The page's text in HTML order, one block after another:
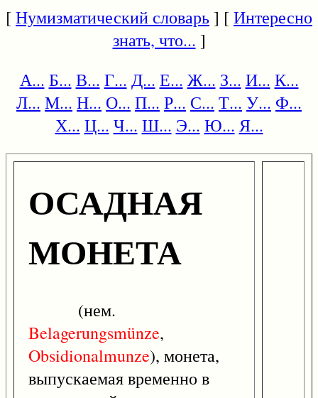
[Нумизматический словарь] [Интересно
знать, что... ]
А... Б... В... Г... Д... Е... Ж... З... И... К...
Л... М... Н... О... П... Р... С... Т... У... Ф...
Х... Ц... Ч... Ш... Э... Ю... Я...
ОСАДНАЯ
МОНЕТА
(нем.
Belagerungsmünze,
Obsidionalmunze), монета,
выпускаемая временно в